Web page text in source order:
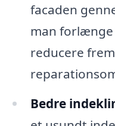
facaden
man forlænge
reducere
Bedre